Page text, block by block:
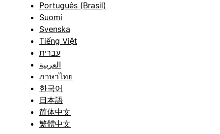
Português (Brasil)
Suomi
Svenska
Tiếng Việt
עברית
العربية
ภาษาไทย
한국어
日本語
简体中文
繁體中文